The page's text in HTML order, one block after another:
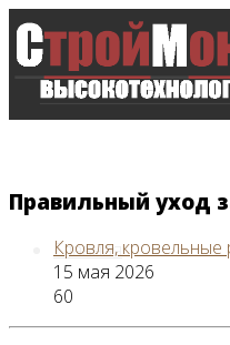
Главная
Правильный уход
Кровля, кровельные
15 мая 2026
60